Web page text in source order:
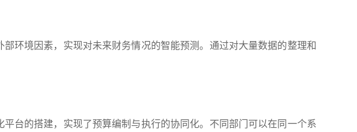
环境因素，实现对未来财务情况的智能预测。通过对大量数据的整理和
台的搭建，实现了预算编制与执行的协同化。不同部门可以在同一个系